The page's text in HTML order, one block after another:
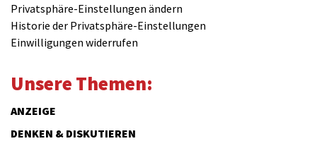
Privatsphäre-Einstellungen ändern
Historie der Privatsphäre-Einstellungen
Einwilligungen widerrufen
Unsere Themen:
ANZEIGE
DENKEN & DISKUTIEREN